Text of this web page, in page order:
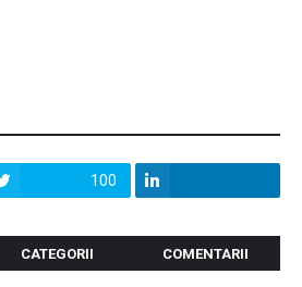
100
CATEGORII COMENTARII